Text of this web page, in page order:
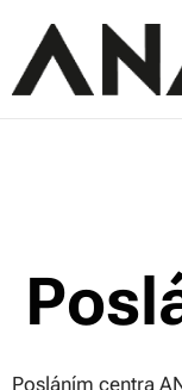
Posláním centra